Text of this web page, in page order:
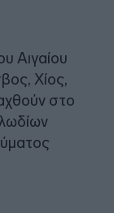
Αιγαίου
Χίος,
στο